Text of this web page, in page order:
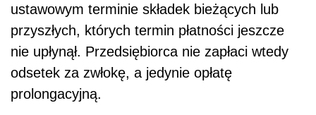
ustawowym terminie składek bieżących lub
przyszłych, których termin płatności jeszcze
nie upłynął. Przedsiębiorca nie zapłaci wtedy
odsetek za zwłokę, a jedynie opłatę
prolongacyjną.